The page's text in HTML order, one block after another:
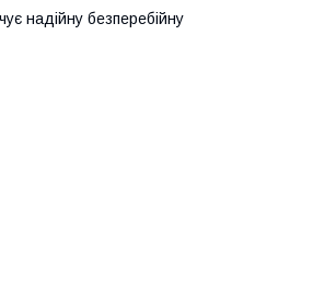
надійну безперебійну